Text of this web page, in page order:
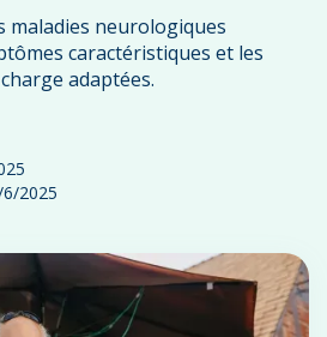
maladies neurologiques
caractéristiques et les
adaptées.
2025